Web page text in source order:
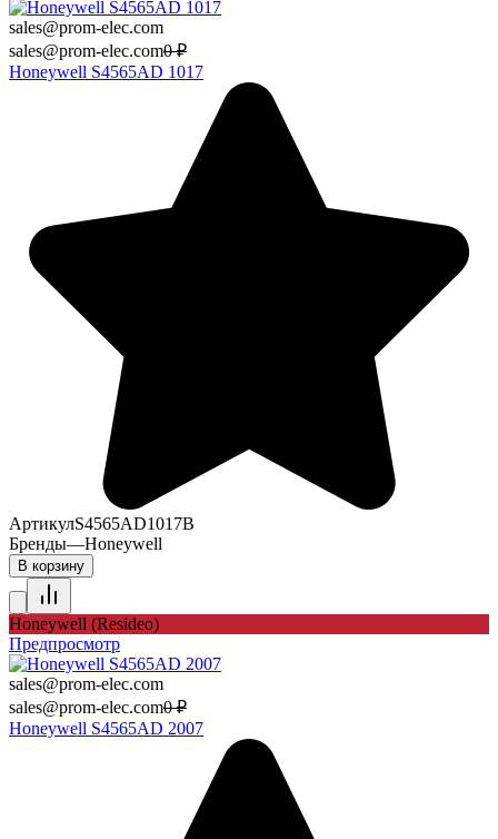
sales@prom-elec.com
sales@prom-elec.com0 ₽
Honeywell S4565AD 1017
АртикулS4565AD1017B
Бренды—Honeywell
В корзину
Honeywell (Resideo)
Предпросмотр
sales@prom-elec.com
sales@prom-elec.com0 ₽
Honeywell S4565AD 2007